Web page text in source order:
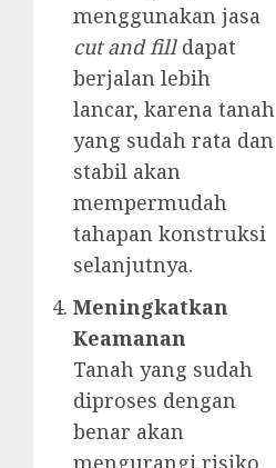
menggunakan jasa
cut and filldapat
berjalan lebih
lancar, karena tanah
yang sudah rata dan
stabil akan
mempermudah
tahapan konstruksi
selanjutnya.
Meningkatkan
Keamanan
Tanah yang sudah
diproses dengan
benar akan